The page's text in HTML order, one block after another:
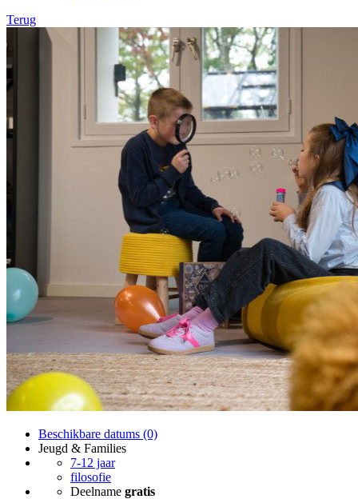
Terug
Beschikbare datums (0)
Jeugd & Families
7-12 jaar
filosofie
Deelname gratis